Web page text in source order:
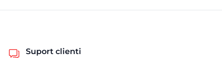
Suport clienti